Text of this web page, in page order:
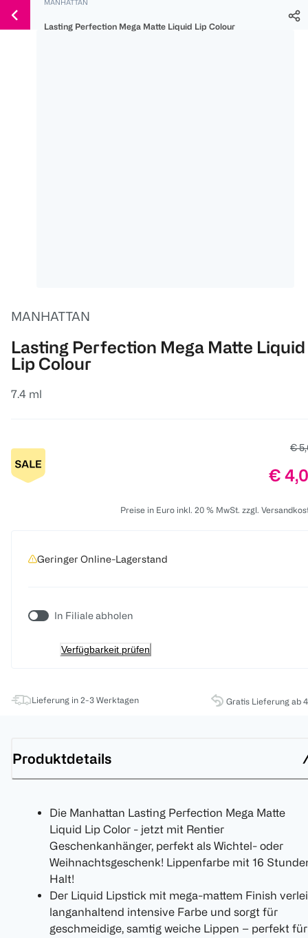
150 Ös
300 Ös
500 Ös
Weiter
zum
MANHATTAN
Lasting Perfection Mega Matte Liquid Lip Colour
MANHATTAN
Lasting Perfection Mega Matte Liquid
Lip Colour
7.4 ml
€
€
Preise in Euro inkl. 20 % MwSt. zzgl.
Geringer Online-Lagerstand
In Filiale abholen
Verfügbarkeit prüfen
Lieferung in 2-3 Werktagen Gratis Lieferung ab
Produktdetails
Die Manhattan Lasting Perfection Mega Matte
Liquid Lip Color - jetzt mit Rentier
Geschenkanhänger, perfekt als Wichtel- oder
Weihnachtsgeschenk! Lippenfarbe mit 16
Halt!
Der Liquid Lipstick mit mega-mattem Finish
langanhaltend intensive Farbe und sorgt für
geschmeidige, samtig weiche Lippen – perfekt für